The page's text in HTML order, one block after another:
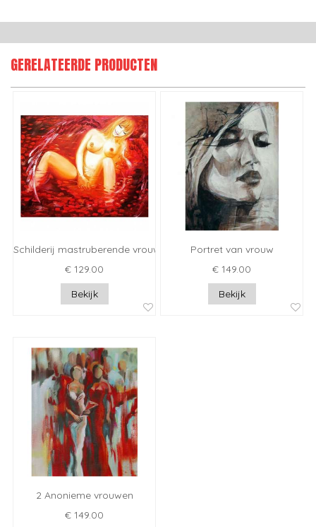
GERELATEERDE PRODUCTEN
Schilderij mastruberende vrouw
€ 129.00
Bekijk
Portret van vrouw
€ 149.00
Bekijk
2 Anonieme vrouwen
€ 149.00